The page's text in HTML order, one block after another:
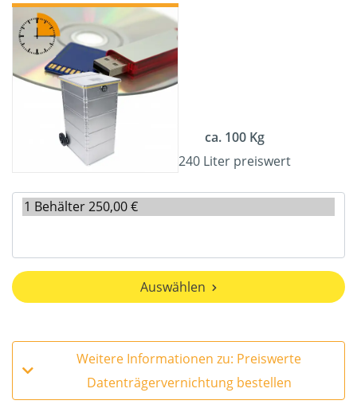
ca. 100 Kg
240 Liter preiswert
Auswählen
Weitere Informationen zu: Preiswerte
Datenträgervernichtung bestellen